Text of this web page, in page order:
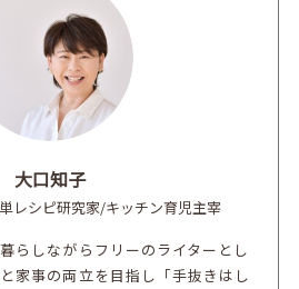
大口知子
レシピ研究家/キッチン育児主宰
らしながらフリーのライターとし
家事の両立を目指し「手抜きはし